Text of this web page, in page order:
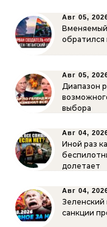
Авг 05,
обратился
Авг 05,
Диапазон
выбора
Авг 04,
Иной раз
долетает
Авг 04,
Зеленский
санкции